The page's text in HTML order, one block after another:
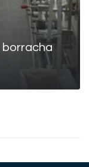
borracha